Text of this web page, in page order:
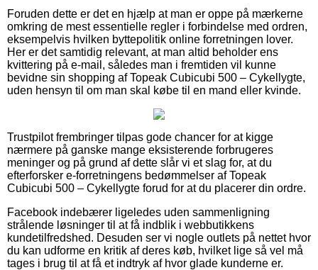
Foruden dette er det en hjælp at man er oppe på mærkerne
omkring de mest essentielle regler i forbindelse med ordren,
eksempelvis hvilken byttepolitik online forretningen lover.
Her er det samtidig relevant, at man altid beholder ens
kvittering på e-mail, således man i fremtiden vil kunne
bevidne sin shopping af Topeak Cubicubi 500 – Cykellygte,
uden hensyn til om man skal købe til en mand eller kvinde.
Trustpilot frembringer tilpas gode chancer for at kigge
nærmere på ganske mange eksisterende forbrugeres
meninger og på grund af dette slår vi et slag for, at du
efterforsker e-forretningens bedømmelser af Topeak
Cubicubi 500 – Cykellygte forud for at du placerer din ordre.
Facebook indebærer ligeledes uden sammenligning
strålende løsninger til at få indblik i webbutikkens
kundetilfredshed. Desuden ser vi nogle outlets på nettet hvor
du kan udforme en kritik af deres køb, hvilket lige så vel må
tages i brug til at få et indtryk af hvor glade kunderne er.